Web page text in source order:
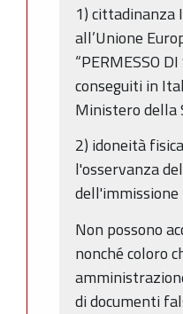
1)
all’Unione
“PERMESSO
conseguiti in
Ministero della
2) idoneità
l'osservanza
Non possono
nonché coloro
di documenti